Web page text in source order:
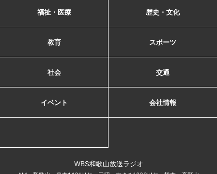
福祉・医療 歴史・文化
教育 スポーツ
社会 交通
イベント 会社情報
WBS和歌山放送ラジオ